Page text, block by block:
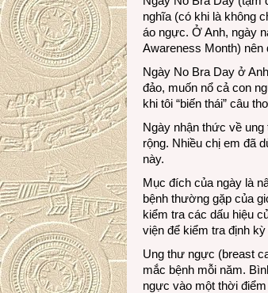
nghĩa (có khi là không
áo ngực. Ở Anh, ngày
Awareness Month)
Ngày No Bra Day ở
đảo, muốn nổ cả con
khi tôi “biến thái” câu
Ngày nhận thức về
rộng. Nhiều chị em đã
này.
Mục đích của ngày là
bệnh thường gặp của
kiểm tra các dấu hiệu
viện để kiểm tra định kỳ
Ung thư ngực (breast
mắc bệnh mỗi năm.
ngực vào một thời